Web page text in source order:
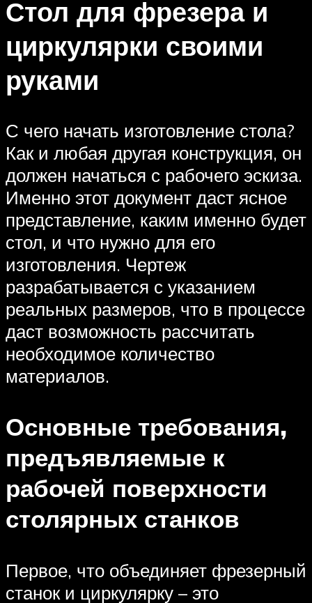
Стол для фрезера и
циркулярки своими
руками
С чего начать изготовление стола?
Как и любая другая конструкция, он
должен начаться с рабочего эскиза.
Именно этот документ даст ясное
представление, каким именно будет
стол, и что нужно для его
изготовления. Чертеж
разрабатывается с указанием
реальных размеров, что в процессе
даст возможность рассчитать
необходимое количество
материалов.
Основные требования,
предъявляемые к
рабочей поверхности
столярных станков
Первое, что объединяет фрезерный
станок и циркулярку – это